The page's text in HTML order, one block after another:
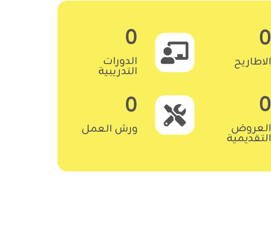
0
الاطاريح
0
الدورات
التدريبية
0
العروض
التقديمية
0
ورش العمل